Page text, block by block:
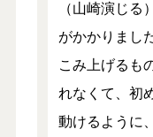
（山崎演じ
がかかりまし
こみ上げるも
れなくて、初
動けるように